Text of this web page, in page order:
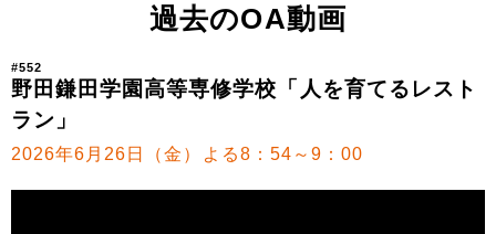
過去のOA動画
#552
野田鎌田学園高等専修学校「人を育てるレスト
ラン」
2026年6月26日（金）よる8：54～9：00